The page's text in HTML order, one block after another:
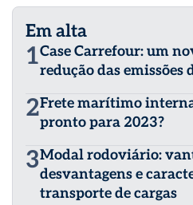
Em alta
1Case Carrefour: um
redução das emissões
2Frete marítimo
pronto para 2023?
3Modal rodoviário:
desvantagens e
transporte de cargas